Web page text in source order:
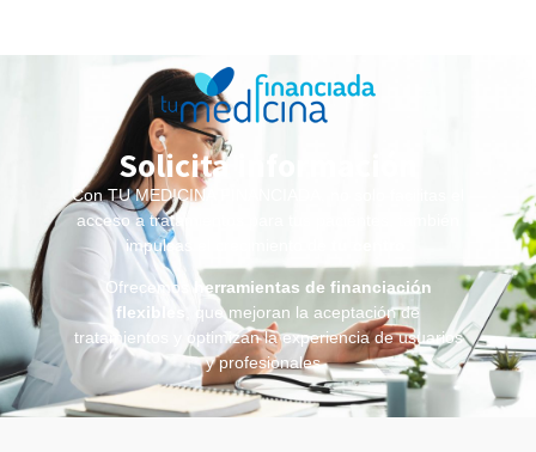
Solicita información
Con TU MEDICINA FINANCIADA, no solo facilitas el
acceso a tratamientos para tus pacientes, también
impulsas el crecimiento de
Ofrecemosherramientas de financiación
flexibles
, que mejoran la aceptación de
tratamientos y optimizan la experiencia de usuarios
y profesionales.